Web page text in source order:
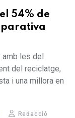
54% de
amb les del
del reciclatge,
i una millora en
Redacció